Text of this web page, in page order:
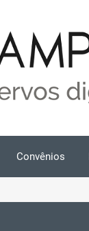
Convênios